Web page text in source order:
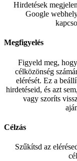
Hirdetések
Google
Megfigyelés
Figyeld meg,
célközönség
elérését. Ez a
hirdetéseid, és azt
vagy szoríts
Célzás
Szűkítsd az